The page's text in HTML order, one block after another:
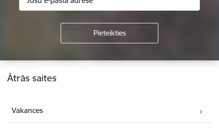
Kājene
Ātrās saites
Vakances